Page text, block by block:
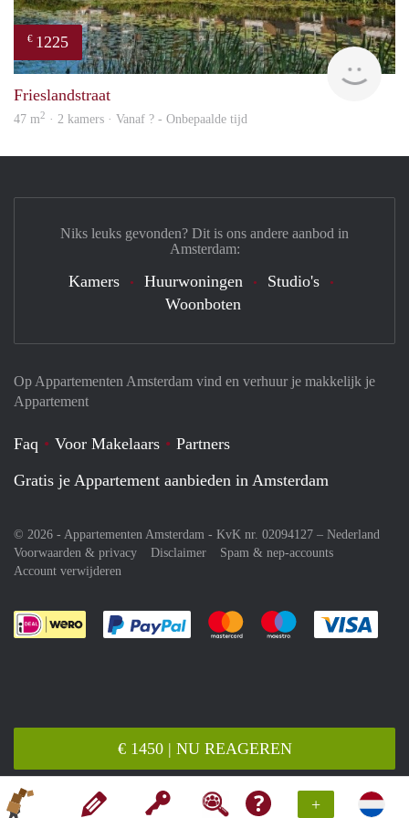
+
€ 1450 | NU REAGEREN
€ 1225
Frieslandstraat
47 m2 · 2 kamers · Vanaf ? - Onbepaalde tijd
Op Appartementen Amsterdam vind en verhuur je makkelijk je
Appartement
Faq Voor Makelaars
Partners
Gratis je Appartement aanbieden in Amsterdam
© 2026 - Appartementen Amsterdam - KvK nr. 02094127 – Nederland
Voorwaarden & privacy
Disclaimer
Spam & nep-accounts
Account verwijderen
Je rekent gemakkelijk af met Paypal
Je rekent gemakkelijk af met
Je rekent
Niks leuks gevonden? Dit is ons andere aanbod in
Amsterdam:
Kamers Huurwoningen
Studio's
Woonboten